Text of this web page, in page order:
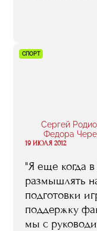
СПОРТ
Сергей
Федора
19 ИЮЛЯ 2012
"Я еще когда
размышлять
подготовки
поддержку
мы с